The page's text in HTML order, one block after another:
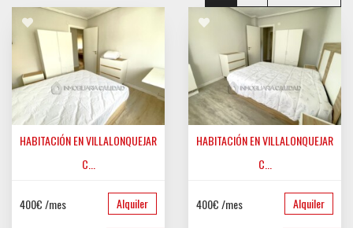
HABITACIÓN EN VILLALONQUEJAR
C...
400€ /mes Alquiler
HABITACIÓN EN VILLALONQUEJAR
C...
400€ /mes Alquiler